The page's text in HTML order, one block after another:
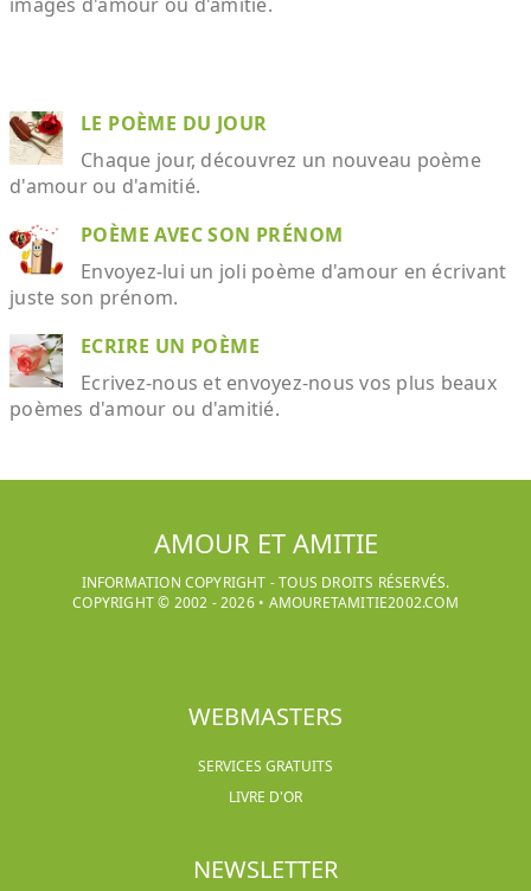
LE POÈME DU JOUR
Chaque jour, découvrez un nouveau poème
d'amour ou d'amitié.
POÈME AVEC SON PRÉNOM
Envoyez-lui un joli poème d'amour en écrivant
juste son prénom.
ECRIRE UN POÈME
Ecrivez-nous et envoyez-nous vos plus beaux
poèmes d'amour ou d'amitié.
AMOUR ET AMITIE
INFORMATION COPYRIGHT - TOUS DROITS RÉSERVÉS.
COPYRIGHT © 2002 -2026• AMOURETAMITIE2002.COM
WEBMASTERS
SERVICES GRATUITS
LIVRE D'OR
NEWSLETTER